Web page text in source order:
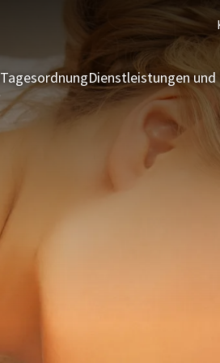
TagesordnungDienstleistungen